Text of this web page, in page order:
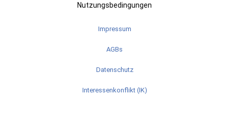
Nutzungsbedingungen
Impressum
AGBs
Datenschutz
Interessenkonflikt (IK)